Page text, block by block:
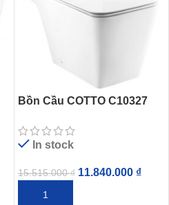
Bồn Cầu COTTO C10327
In stock
15.515.000₫ 11.840.000 ₫
THÊM VÀO GIỎ HÀNG